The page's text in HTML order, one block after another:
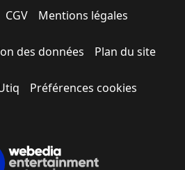
CGV Mentions légales
des données Plan du site
Préférences cookies